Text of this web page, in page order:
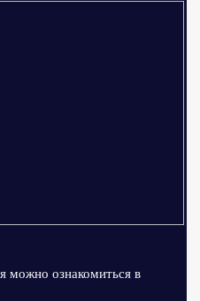
можно ознакомиться в